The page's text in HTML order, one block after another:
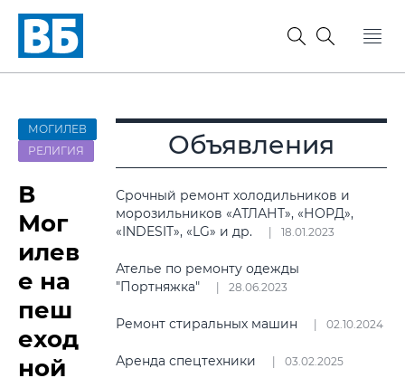
МОГИЛЕВ
РЕЛИГИЯ
В
Мог
илев
е на
пеш
еход
ной
Объявления
Срочный ремонт холодильников и
морозильников «АТЛАНТ», «НОРД»,
«INDESIT», «LG» и др.
18.01.2023
Ателье по ремонту одежды
"Портняжка"
28.06.2023
Ремонт стиральных машин 02.10.2024
Аренда спецтехники 03.02.2025